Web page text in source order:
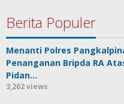
Berita Populer
Menanti Polres
Penanganan Bripda RA
Pidan…
3,262 views